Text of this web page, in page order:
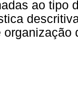
ao tipo
organização